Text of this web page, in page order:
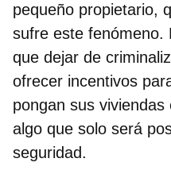
pequeño propietario,
sufre este fenómeno.
que dejar de
ofrecer incentivos
pongan sus
algo que solo será
seguridad.